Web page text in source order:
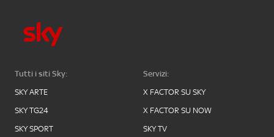
Tutti i siti Sky:
SKY ARTE
SKY TG24
SKY SPORT
Servizi:
X FACTOR SU SKY
X FACTOR SU NOW
SKY TV